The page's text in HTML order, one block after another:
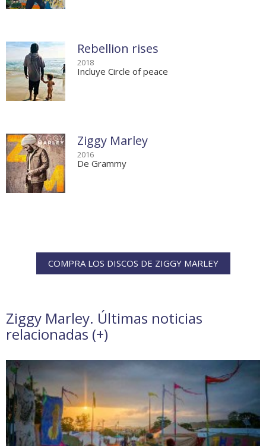
Rebellion rises
2018
Incluye Circle of peace
Ziggy Marley
2016
De Grammy
COMPRA LOS DISCOS DE ZIGGY MARLEY
Ziggy Marley. Últimas noticias
relacionadas (+)